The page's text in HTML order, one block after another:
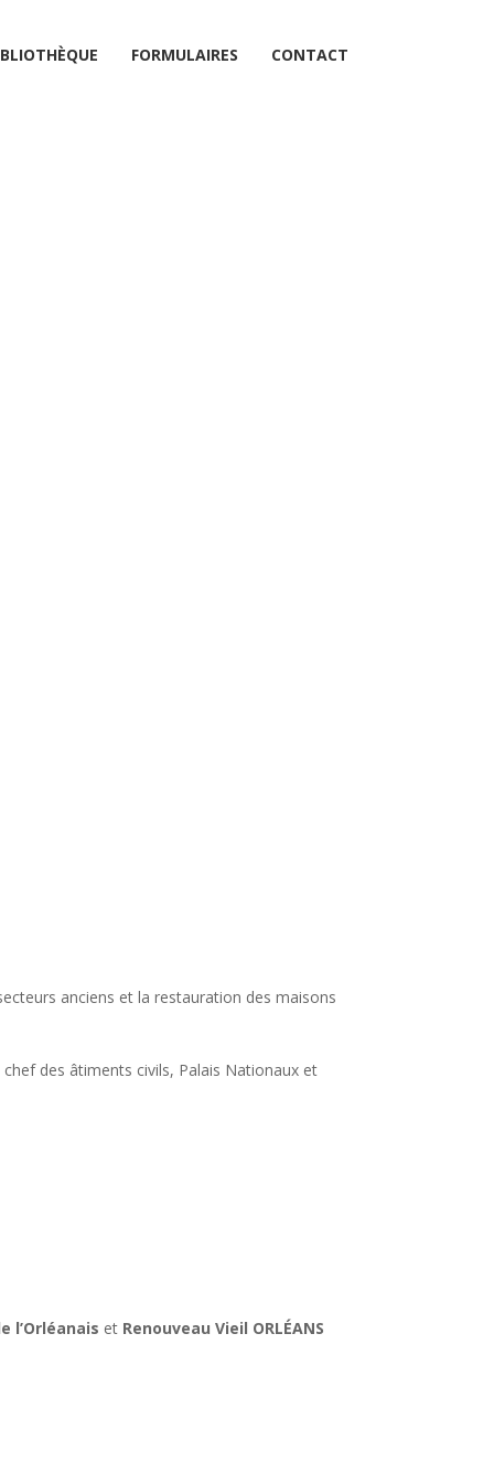
FORMULAIRES CONTACT
anciens et la restauration des maisons
des âtiments civils, Palais Nationaux et
l’Orléanais et Renouveau Vieil ORLÉANS